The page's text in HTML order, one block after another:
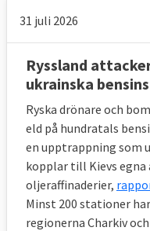
31 juli 2026
Ryssland
ukrainska
Ryska drönare och
eld på hundratals
en upptrappning som
kopplar till Kievs
oljeraffinaderier,
Minst 200 stationer
regionerna Charkiv